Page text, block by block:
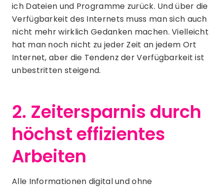
ich Dateien und Programme zurück. Und über die
Verfügbarkeit des Internets muss man sich auch
nicht mehr wirklich Gedanken machen. Vielleicht
hat man noch nicht zu jeder Zeit an jedem Ort
Internet, aber die Tendenz der Verfügbarkeit ist
unbestritten steigend.
2. Zeitersparnis durch
höchst effizientes
Arbeiten
Alle Informationen digital und ohne